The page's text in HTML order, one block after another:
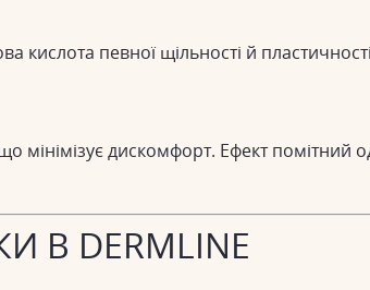
кислота певної щільності й
дискомфорт. Ефект помітний
В DERMLINE